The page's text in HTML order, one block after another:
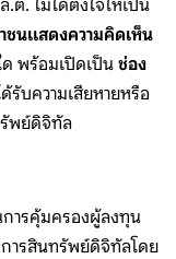
ต. ไม่ได้ตั้งใจให้เป็น
ชนแสดงความคิดเห็น
พร้อมเปิดเป็น ช่อง
รับความเสียหายหรือ
พย์ดิจิทัล
ารคุ้มครองผู้ลงทุน
การสินทรัพย์ดิจิทัลโดย